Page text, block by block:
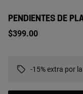
PENDIENTES DE
$399.00
-15% extra por